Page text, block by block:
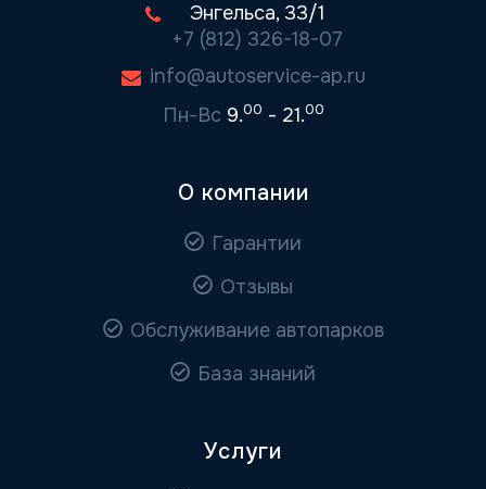
Энгельса, 33/1
+7 (812) 326-18-07
info@autoservice-ap.ru
Пн-Вс 9.00 - 21.00
О компании
Гарантии
Отзывы
Обслуживание автопарков
База знаний
Услуги